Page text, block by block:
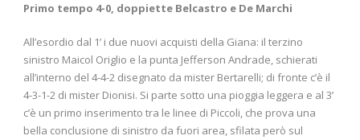
Primo tempo 4-0, doppiette Belcastro e De Marchi
All’esordio dal 1’ i due nuovi acquisti della Giana: il terzino
sinistro Maicol Origlio e la punta Jefferson Andrade, schierati
all’interno del 4-4-2 disegnato da mister Bertarelli; di fronte c’è il
4-3-1-2 di mister Dionisi. Si parte sotto una pioggia leggera e al 3’
c’è un primo inserimento tra le linee di Piccoli, che prova una
bella conclusione di sinistro da fuori area, sfilata però sul